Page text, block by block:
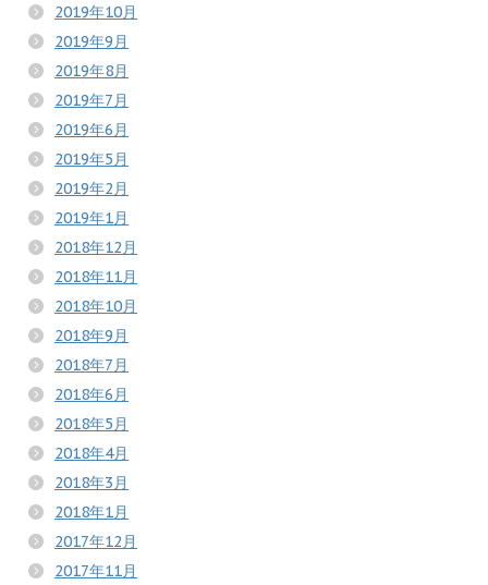
2019年10月
2019年9月
2019年8月
2019年7月
2019年6月
2019年5月
2019年2月
2019年1月
2018年12月
2018年11月
2018年10月
2018年9月
2018年7月
2018年6月
2018年5月
2018年4月
2018年3月
2018年1月
2017年12月
2017年11月